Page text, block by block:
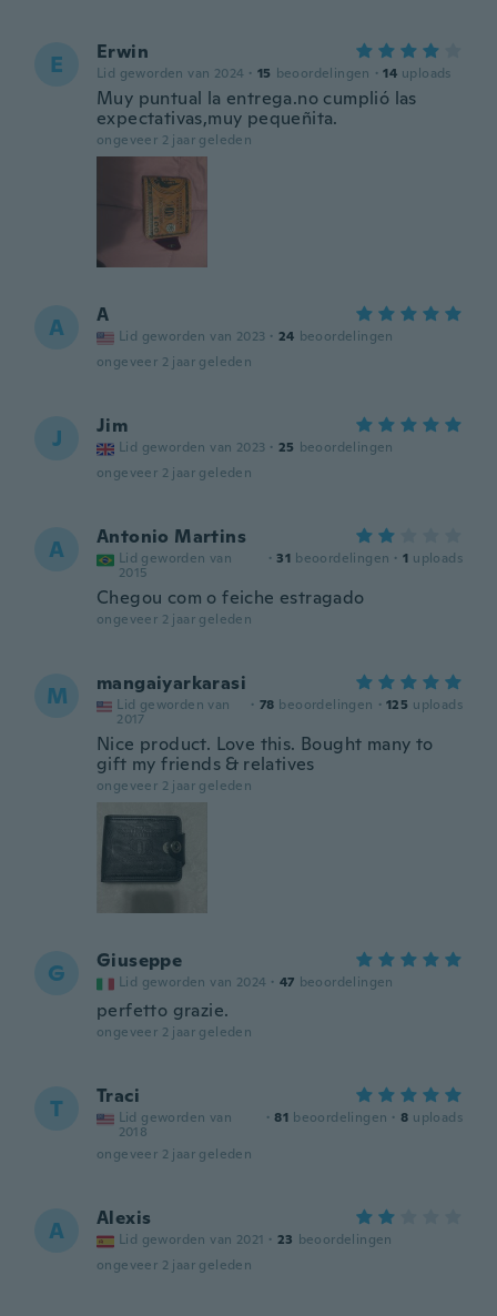
E Erwin
Lid geworden van 2024 · 15 beoordelingen · 14 uploads
Muy puntual la entrega.no cumplió las
expectativas,muy pequeñita.
ongeveer 2 jaar geleden
A A
Lid geworden van 2023 · 24 beoordelingen
ongeveer 2 jaar geleden
J Jim
Lid geworden van 2023 · 25 beoordelingen
ongeveer 2 jaar geleden
A Antonio Martins
Lid geworden van
2015
· 31 beoordelingen · 1 uploads
Chegou com o feiche estragado
ongeveer 2 jaar geleden
M mangaiyarkarasi
Lid geworden van
2017
· 78 beoordelingen · 125 uploads
Nice product. Love this. Bought many to
gift my friends & relatives
ongeveer 2 jaar geleden
G Giuseppe
Lid geworden van 2024 · 47 beoordelingen
perfetto grazie.
ongeveer 2 jaar geleden
T Traci
Lid geworden van
2018
· 81 beoordelingen · 8 uploads
ongeveer 2 jaar geleden
A Alexis
Lid geworden van 2021 · 23 beoordelingen
ongeveer 2 jaar geleden